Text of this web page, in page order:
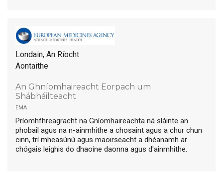
Londain, An Ríocht
Aontaithe
An Ghníomhaireacht Eorpach um
Shábháilteacht
ema
Príomhfhreagracht na Gníomhaireachta ná sláinte an
phobail agus na n-ainmhithe a chosaint agus a chur chun
cinn, trí mheasúnú agus maoirseacht a dhéanamh ar
chógais leighis do dhaoine daonna agus d'ainmhithe.